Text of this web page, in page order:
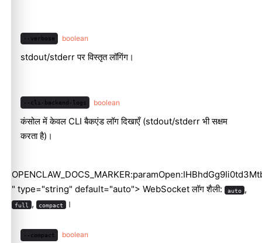
--verbose boolean
stdout/stderr पर विस्तृत लॉगिंग।
--cli-backend-logs boolean
कंसोल में केवल CLI बैकएंड लॉग दिखाएँ (stdout/stderr भी सक्षम
करता है)।
" type="string" default="auto"> WebSocket लॉग शैली:
auto ,
full , compact ।
--compact boolean